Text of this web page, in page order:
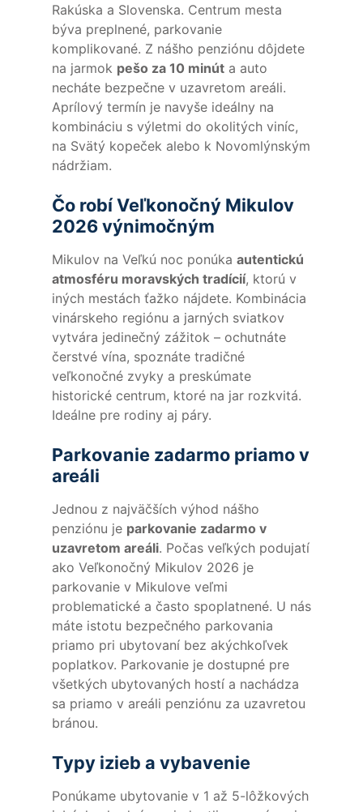
Rakúska a Slovenska. Centrum mesta
býva preplnené, parkovanie
komplikované. Z nášho penziónu dôjdete
na jarmok pešo za 10 minút a auto
necháte bezpečne v uzavretom areáli.
Aprílový termín je navyše ideálny na
kombináciu s výletmi do okolitých viníc,
na Svätý kopeček alebo k Novomlýnským
nádržiam.
Čo robí Veľkonočný Mikulov
2026 výnimočným
Mikulov na Veľkú noc ponúka autentickú
atmosféru moravských tradícií, ktorú v
iných mestách ťažko nájdete. Kombinácia
vinárskeho regiónu a jarných sviatkov
vytvára jedinečný zážitok – ochutnáte
čerstvé vína, spoznáte tradičné
veľkonočné zvyky a preskúmate
historické centrum, ktoré na jar rozkvitá.
Ideálne pre rodiny aj páry.
Parkovanie zadarmo priamo v
areáli
Jednou z najväčších výhod nášho
penziónu je parkovanie zadarmo v
uzavretom areáli. Počas veľkých podujatí
ako Veľkonočný Mikulov 2026 je
parkovanie v Mikulove veľmi
problematické a často spoplatnené. U nás
máte istotu bezpečného parkovania
priamo pri ubytovaní bez akýchkoľvek
poplatkov. Parkovanie je dostupné pre
všetkých ubytovaných hostí a nachádza
sa priamo v areáli penziónu za uzavretou
bránou.
Typy izieb a vybavenie
Ponúkame ubytovanie v 1 až 5-lôžkových